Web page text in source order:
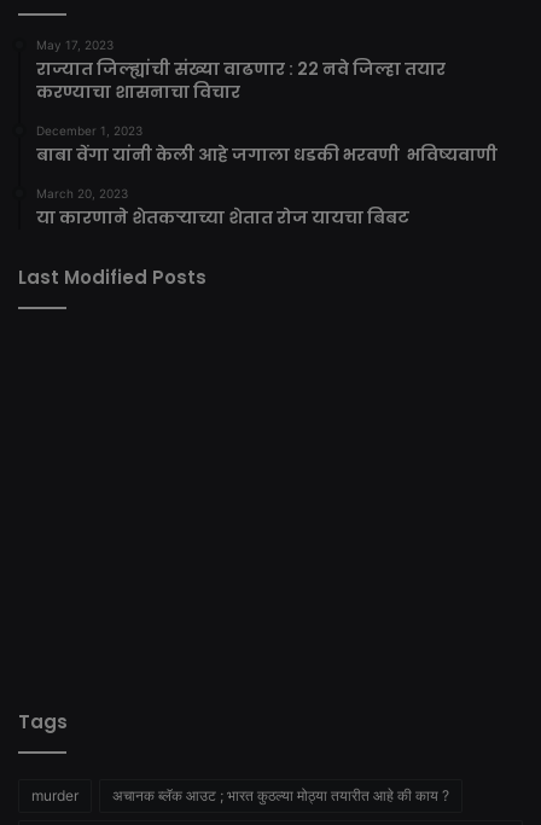
May 17, 2023
राज्यात जिल्ह्यांची संख्या वाढणार : 22 नवे जिल्हा तयार
करण्याचा शासनाचा विचार
December 1, 2023
बाबा वेंगा यांनी केली आहे जगाला धडकी भरवणी भविष्यवाणी
March 20, 2023
या कारणाने शेतकऱ्याच्या शेतात रोज यायचा बिबट
Last Modified Posts
Tags
murder अचानक ब्लॅक आउट ; भारत कुठल्या मोठ्या तयारीत आहे की काय ?